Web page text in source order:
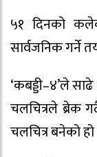
५१ दिनको
सार्वजनिक गर्ने
‘कबड्डी–४’ले
चलचित्रले ब्रेक
चलचित्र बनेको हो